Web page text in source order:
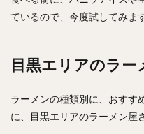
ているので、今度試してみま
目黒エリアのラー
ラーメンの種類別に、おすす
に、目黒エリアのラーメン屋